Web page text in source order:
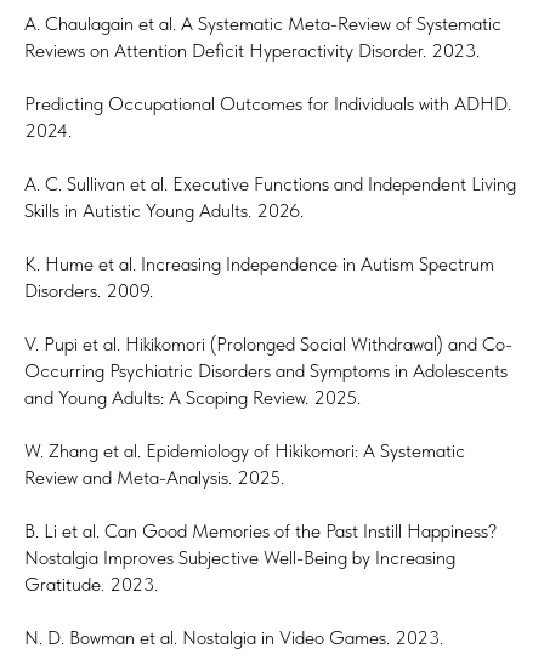
A. Chaulagain et al. A Systematic Meta-Review of Systematic
Reviews on Attention Deficit Hyperactivity Disorder. 2023.
Predicting Occupational Outcomes for Individuals with ADHD.
2024.
A. C. Sullivan et al. Executive Functions and Independent Living
Skills in Autistic Young Adults. 2026.
K. Hume et al. Increasing Independence in Autism Spectrum
Disorders. 2009.
V. Pupi et al. Hikikomori (Prolonged Social Withdrawal) and Co-
Occurring Psychiatric Disorders and Symptoms in Adolescents
and Young Adults: A Scoping Review. 2025.
W. Zhang et al. Epidemiology of Hikikomori: A Systematic
Review and Meta-Analysis. 2025.
B. Li et al. Can Good Memories of the Past Instill Happiness?
Nostalgia Improves Subjective Well-Being by Increasing
Gratitude. 2023.
N. D. Bowman et al. Nostalgia in Video Games. 2023.